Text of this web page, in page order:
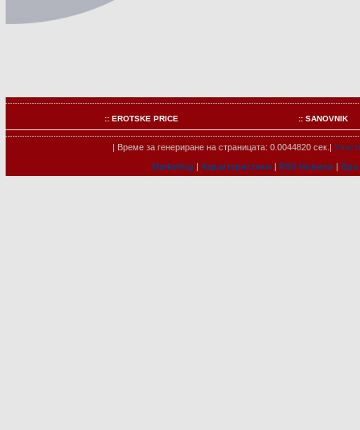
:: EROTSKE PRICE :: SANOVNIK
| Време за генериране на страницата: 0.0044820 сек.|
Marketing | Характеристики | RSS Новини |